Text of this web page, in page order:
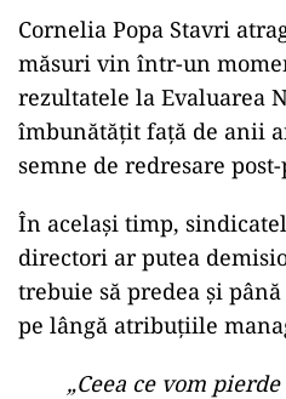
Cornelia Popa Stavri
măsuri vin într-un
rezultatele la Evaluarea
îmbunătățit față de anii
semne de redresare
În același timp,
directori ar putea
trebuie să predea și
pe lângă atribuțiile
„Ceea ce vom